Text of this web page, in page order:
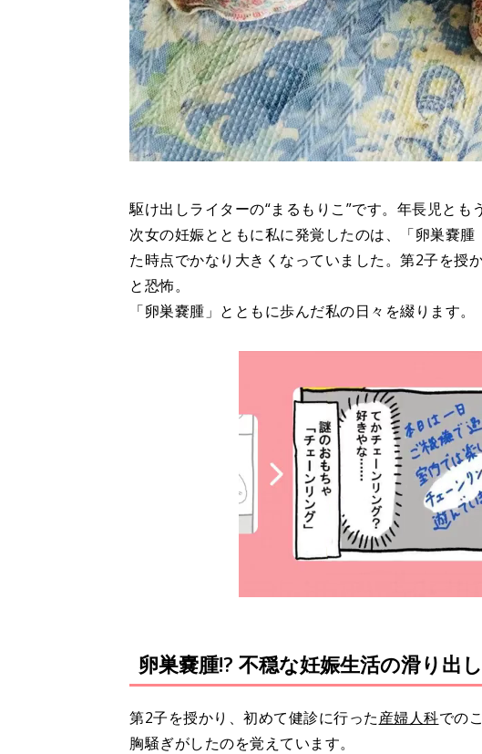
駆け出しライターの“まるもりこ”です。年長児とも
次女の妊娠とともに私に発覚したのは、「卵巣嚢
た時点でかなり大きくなっていました。第2子を授
と恐怖。
「卵巣嚢腫」とともに歩んだ私の日々を綴ります。
卵巣嚢腫!? 不穏な妊娠生活の滑り出し
第2子を授かり、初めて健診に行った産婦人科での
胸騒ぎがしたのを覚えています。